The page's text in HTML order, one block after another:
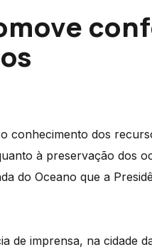
conhecimento dos
à preservação dos
do Oceano que a
de imprensa, na cidade